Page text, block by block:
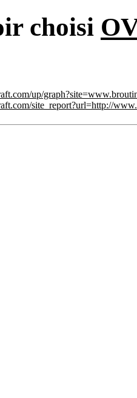
choisi
up/
site_report?url=http://